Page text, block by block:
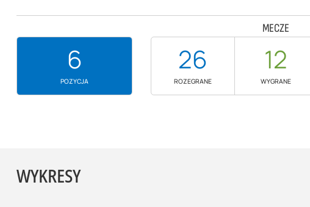
6
POZYCJA
MECZE
26
ROZEGRANE
12
WYGRANE
WYKRESY